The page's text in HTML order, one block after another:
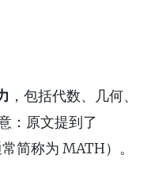
，包括代数、几何、
：原文提到了
简称为 MATH）。